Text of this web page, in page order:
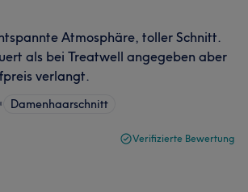
Atmosphäre, toller Schnitt.
als bei Treatwell angegeben aber
verlangt.
• Damenhaarschnitt
Verifizierte Bewertung